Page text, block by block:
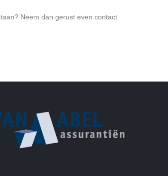
Neem dan gerust even contact